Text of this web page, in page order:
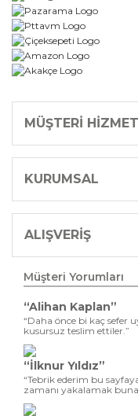
MÜŞTERİ
KURUMSAL
ALIŞVERİŞ
Müşteri Yorumları
“Alihan Kaplan”
“Daha önce bi kaç sefer
kusursuz teslim ettiler.”
“İlknur Yıldız”
“Tebrik ederim bu
zamanı yakalamak